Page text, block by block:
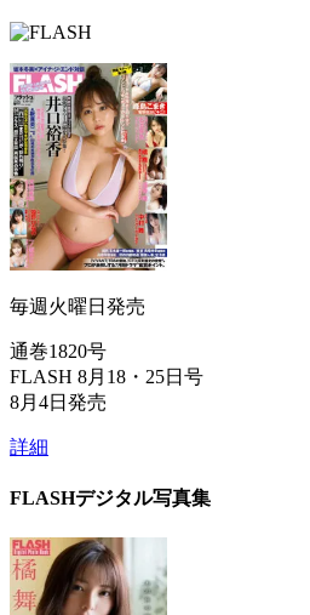
毎週火曜日発売
通巻1820号
FLASH 8月18・25日号
8月4日発売
詳細
FLASHデジタル写真集